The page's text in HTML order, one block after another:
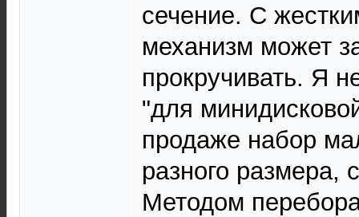
сечение. С
механизм может
прокручивать. Я
"для
продаже набор
разного размера,
Методом